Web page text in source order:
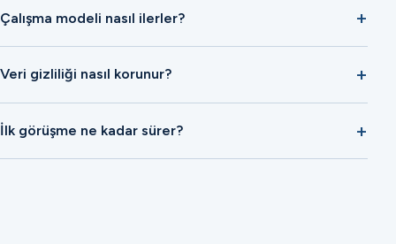
Çalışma modeli nasıl ilerler?
Veri gizliliği nasıl korunur?
İlk görüşme ne kadar sürer?